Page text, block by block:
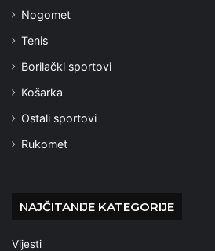
Nogomet
Tenis
Borilački sportovi
Košarka
Ostali sportovi
Rukomet
NAJČITANIJE KATEGORIJE
Vijesti